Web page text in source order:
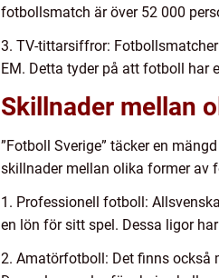
fotbollsmatch är över 52 000
3. TV-tittarsiffror:
EM. Detta tyder på att fotboll har
Skillnader mellan
”Fotboll Sverige” täcker en
skillnader mellan olika former av
1. Professionell fotboll:
en lön för sitt spel. Dessa ligor
2. Amatörfotboll: Det finns också